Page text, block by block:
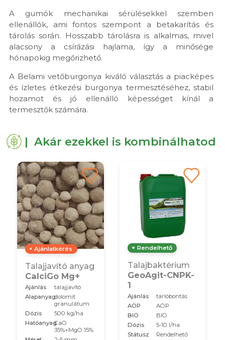
A gumók mechanikai sérülésekkel szemben
ellenállók, ami fontos szempont a betakarítás és
tárolás során. Hosszabb tárolásra is alkalmas, mivel
alacsony a csírázási hajlama, így a minősége
hónapokig megőrizhető.
A Belami vetőburgonya kiváló választás a piacképes
és ízletes étkezési burgonya termesztéséhez, stabil
hozamot és jó ellenálló képességet kínál a
termesztők számára.
| Akár ezekkel is kombinálhatod
Ajánlatkérés
Talajjavító anyag
CalciGo Mg+
Ajánlás
talajjavító
Alapanyagdolomit
granulátum
Dózis
500 kg/ha
HatóanyagCaO
35%+MgO 15%
Rendelhető
Talajbaktérium
GeoAgit-CNPK-
1
Ajánlás
tarlóbontás
AÖP
AÖP
BIO
BIO
Dózis
5-10 l/ha
Státusz
Rendelhető